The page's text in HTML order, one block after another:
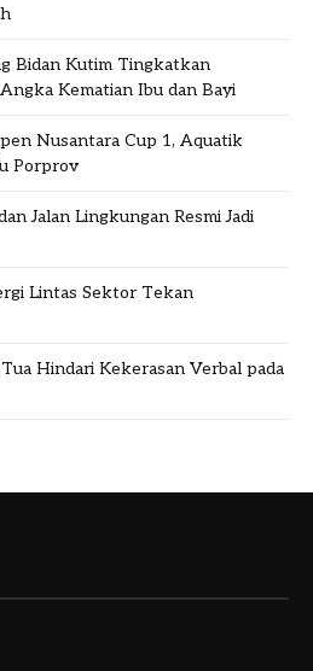
Bidan Kutim Tingkatkan
Kematian Ibu dan Bayi
Nusantara Cup 1, Aquatik
Porprov
Jalan Lingkungan Resmi Jadi
Lintas Sektor Tekan
Hindari Kekerasan Verbal pada